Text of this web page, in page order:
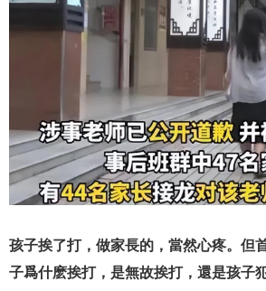
孩子挨了打，做家長的，當然心疼。但
子爲什麽挨打，是無故挨打，還是孩子